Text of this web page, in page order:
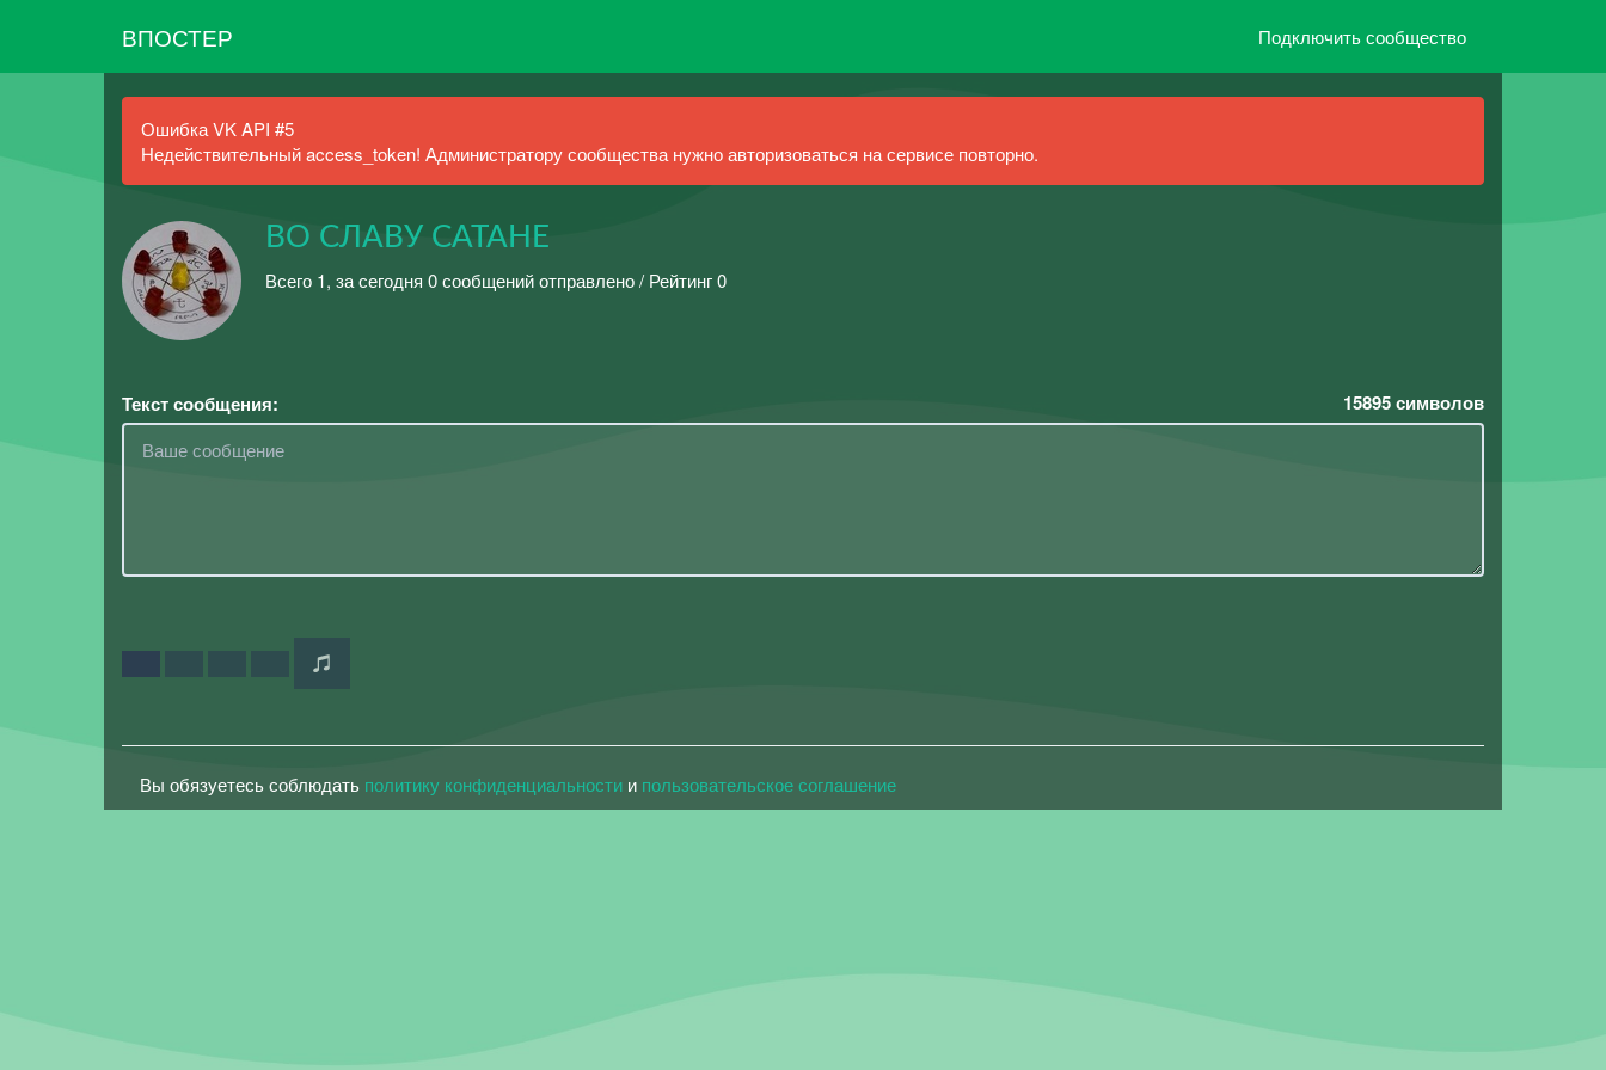
ВПОСТЕР Подключить сообщество
Ошибка VK API #5
Недействительный access_token! Администратору сообщества нужно авторизоваться на сервисе повторно.
ВО СЛАВУ САТАНЕ
Всего 1, за сегодня 0 сообщений отправлено / Рейтинг 0
Текст сообщения: 15895символов
Вы обязуетесь соблюдать политику конфиденциальности и пользовательское соглашение